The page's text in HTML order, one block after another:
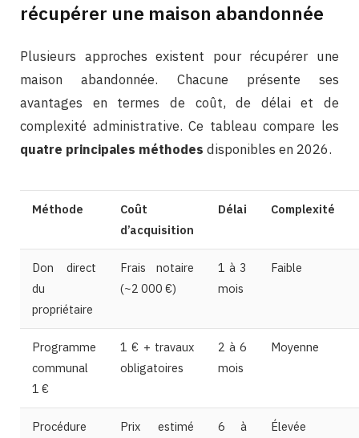
récupérer une maison abandonnée
Plusieurs approches existent pour récupérer une
maison abandonnée. Chacune présente ses
avantages en termes de coût, de délai et de
complexité administrative. Ce tableau compare les
quatre principales méthodes disponibles en 2026.
Méthode
Coût
d’acquisition
Délai Complexité
Don direct
du
propriétaire
Frais notaire
(~2 000 €)
1 à 3
mois
Faible
Programme
communal
1 €
1 € + travaux
obligatoires
2 à 6
mois
Moyenne
Procédure
Prix estimé
6 à
Élevée